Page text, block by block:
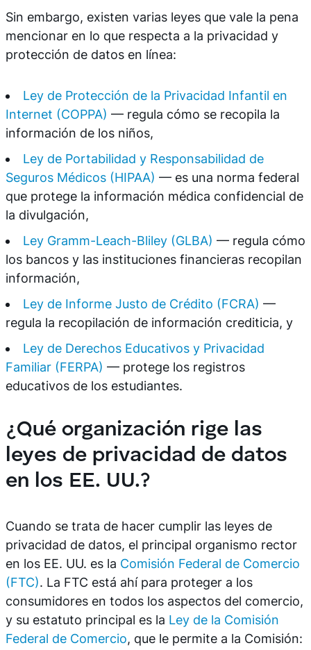
Sin embargo, existen varias leyes que vale la pena
mencionar en lo que respecta a la privacidad y
protección de datos en línea:
Ley de Protección de la Privacidad Infantil en
Internet (COPPA) — regula cómo se recopila la
información de los niños,
Ley de Portabilidad y Responsabilidad de
Seguros Médicos (HIPAA) — es una norma federal
que protege la información médica confidencial de
la divulgación,
Ley Gramm-Leach-Bliley (GLBA) — regula cómo
los bancos y las instituciones financieras recopilan
información,
Ley de Informe Justo de Crédito (FCRA) —
regula la recopilación de información crediticia, y
Ley de Derechos Educativos y Privacidad
Familiar (FERPA) — protege los registros
educativos de los estudiantes.
¿Qué organización rige las
leyes de privacidad de datos
en los EE. UU.?
Cuando se trata de hacer cumplir las leyes de
privacidad de datos, el principal organismo rector
en los EE. UU. es la Comisión Federal de Comercio
(FTC). La FTC está ahí para proteger a los
consumidores en todos los aspectos del comercio,
y su estatuto principal es la Ley de la Comisión
Federal de Comercio, que le permite a la Comisión: